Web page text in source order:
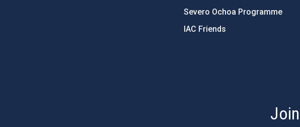
Severo Ochoa Programme
IAC Friends